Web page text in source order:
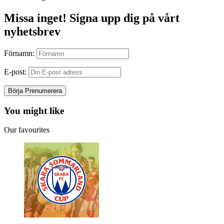
Missa inget! Signa upp dig på vårt
nyhetsbrev
Förnamn:
E-post:
You might like
Our favourites